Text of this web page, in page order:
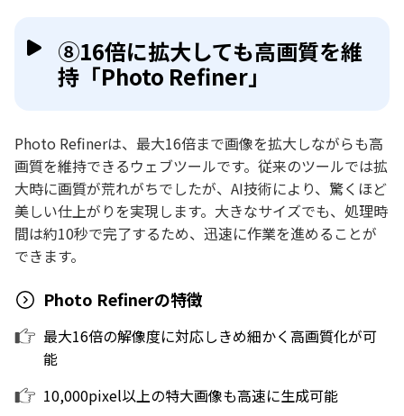
⑧16倍に拡大しても高画質を維
持「Photo Refiner」
Photo Refinerは、最大16倍まで画像を拡大しながらも高
画質を維持できるウェブツールです。従来のツールでは拡
大時に画質が荒れがちでしたが、AI技術により、驚くほど
美しい仕上がりを実現します。大きなサイズでも、処理時
間は約10秒で完了するため、迅速に作業を進めることが
できます。
Photo Refinerの特徴
最大16倍の解像度に対応しきめ細かく高画質化が可
能
10,000pixel以上の特大画像も高速に生成可能